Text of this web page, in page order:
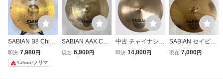
SABIAN B8 Chine
se 18インチ チャ
イナシンバル 割れ
ヒビなし
即決 7,980円
Yahoo!フリマ
SABIAN AAX Chin
ese 18”/46cm cym
現在 6,900円
中古 チャイナシン
バル セイビアン S
即決 14,800円
SABIAN セイビア
ン シンバル PRO
現在 7,000円